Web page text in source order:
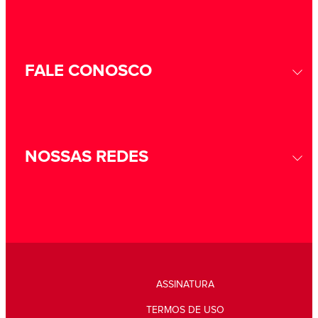
FALE CONOSCO
NOSSAS REDES
ASSINATURA
TERMOS DE USO